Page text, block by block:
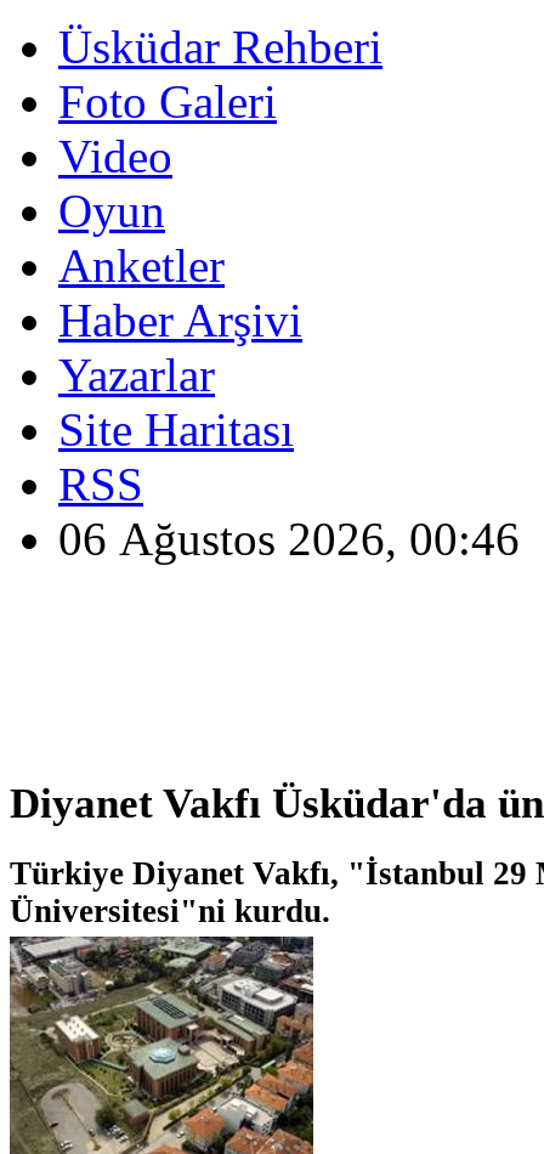
Üsküdar Rehberi
Foto Galeri
Video
Oyun
Anketler
Haber Arşivi
Yazarlar
Site Haritası
RSS
06 Ağustos 2026, 00:46
Diyanet Vakfı Üsküdar'da
Türkiye Diyanet Vakfı, "İstanbul 29
Üniversitesi"ni kurdu.